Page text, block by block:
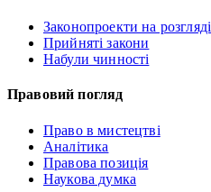
Законопроекти на розгляді
Прийняті закони
Набули чинності
Правовий погляд
Право в мистецтві
Аналітика
Правова позиція
Наукова думка